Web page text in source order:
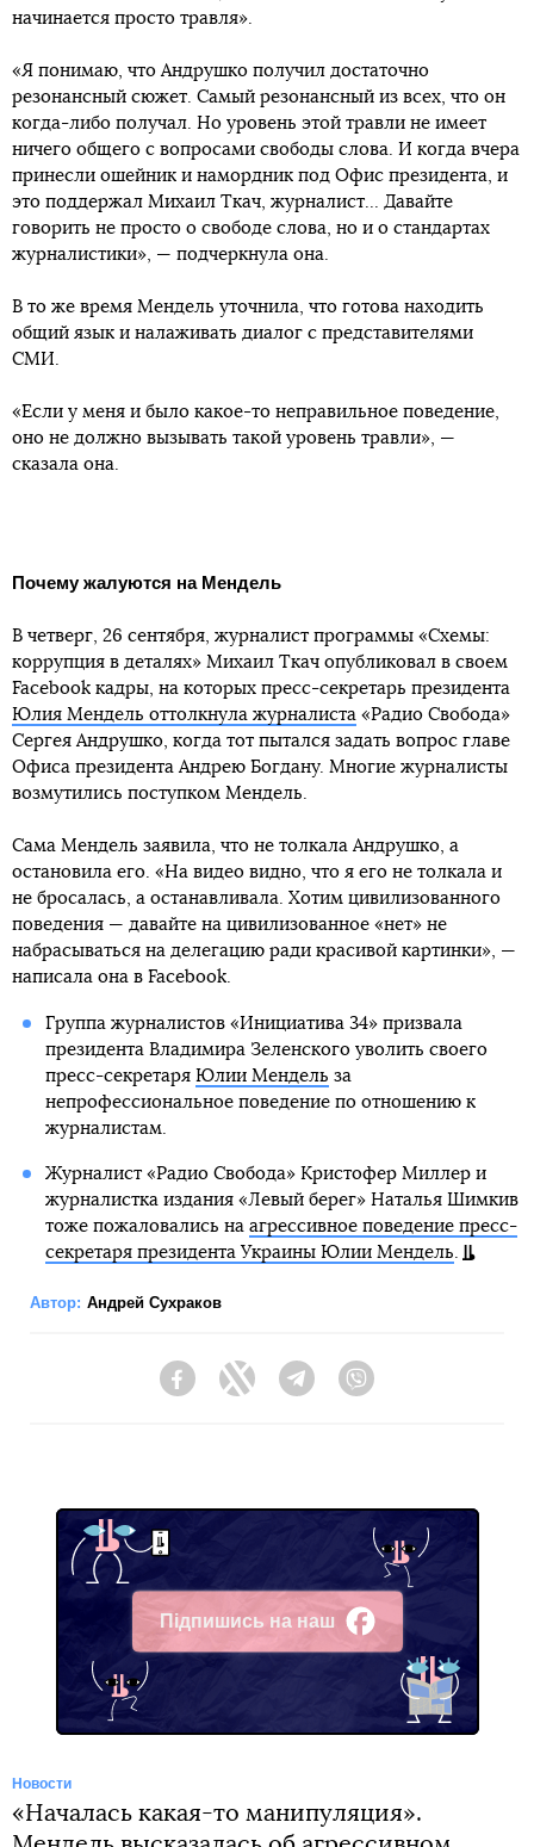
начинается просто травля».
«Я понимаю, что Андрушко получил достаточно
резонансный сюжет. Самый резонансный из всех, что он
когда-либо получал. Но уровень этой травли не имеет
ничего общего с вопросами свободы слова. И когда вчера
принесли ошейник и намордник под Офис президента, и
это поддержал Михаил Ткач, журналист... Давайте
говорить не просто о свободе слова, но и о стандартах
журналистики», — подчеркнула она.
В то же время Мендель уточнила, что готова находить
общий язык и налаживать диалог с представителями
СМИ.
«Если у меня и было какое-то неправильное поведение,
оно не должно вызывать такой уровень травли», —
сказала она.
Почему жалуются на Мендель
В четверг, 26 сентября, журналист программы «Схемы:
коррупция в деталях» Михаил Ткач опубликовал в своем
Facebook кадры, на которых пресс-секретарь президента
Юлия Мендель оттолкнула журналиста «Радио Свобода»
Сергея Андрушко, когда тот пытался задать вопрос главе
Офиса президента Андрею Богдану. Многие журналисты
возмутились поступком Мендель.
Сама Мендель заявила, что не толкала Андрушко, а
остановила его. «На видео видно, что я его не толкала и
не бросалась, а останавливала. Хотим цивилизованного
поведения — давайте на цивилизованное «нет» не
набрасываться на делегацию ради красивой картинки», —
написала она в Facebook.
Группа журналистов «Инициатива 34» призвала
президента Владимира Зеленского уволить своего
пресс-секретаря Юлии Мендель за
непрофессиональное поведение по отношению к
журналистам.
Журналист «Радио Свобода» Кристофер Миллер и
журналистка издания «Левый берег» Наталья Шимкив
тоже пожаловались на агрессивное поведение пресс-
секретаря президента Украины Юлии Мендель.
Автор: Андрей Сухраков
FacebookTwitter Telegram
Підпишись на наш
Facebook
Новости
«Началась какая-то манипуляция».